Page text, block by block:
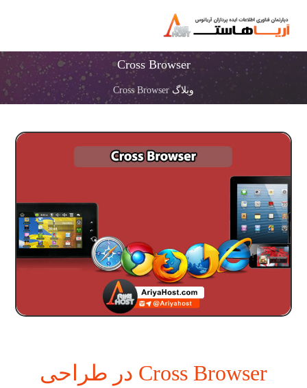
Cross Browser
وبلاگ Cross Browser
Cross Browser در طراحی